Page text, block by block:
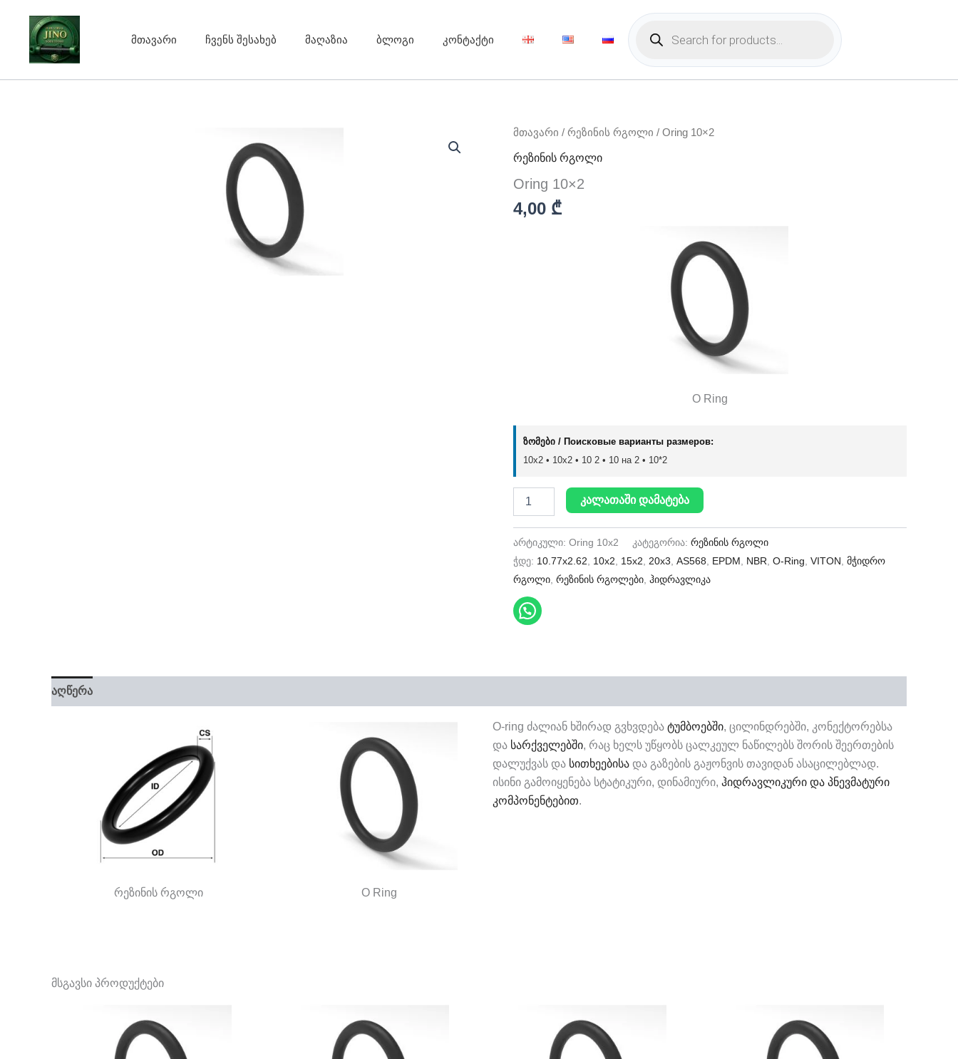
content
მთავარი ჩვენს შესახებ მაღაზია ბლოგი კონტაქტი
Products
search
მთავარი / რეზინის რგოლი / Oring 10×2
რეზინის რგოლი
Oring 10×2
4,00 ₾
O Ring
ზომები / Поисковые варианты размеров:
10x2 • 10х2 • 10 2 • 10 на 2 • 10*2
რაოდენობა:
10x2
კალათაში დამატება
არტიკული: Oring 10x2 კატეგორია: რეზინის რგოლი
ჭდე: 10.77x2.62 10x2 15x2 20x3 AS568 EPDM NBR O-Ring VITON მჭიდრო
რგოლი რეზინის რგოლები ჰიდრავლიკა
აღწერა
რეზინის რგოლი O Ring
O-ring ძალიან ხშირად გვხვდება ტუმბოებში, ცილინდრებში, კონექტორებსა
და სარქველებში, რაც ხელს უწყობს ცალკეულ ნაწილებს შორის შეერთების
დალუქვას და სითხეებისა და გაზების გაჟონვის თავიდან ასაცილებლად.
ისინი გამოიყენება სტატიკური, დინამიური, ჰიდრავლიკური და პნევმატური
კომპონენტებით.
მსგავსი პროდუქტები